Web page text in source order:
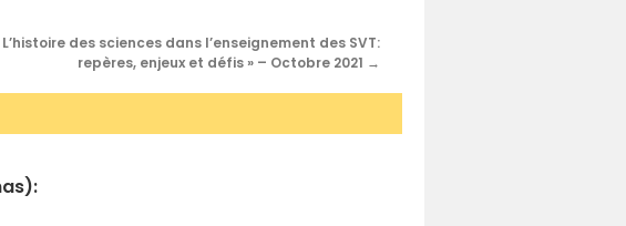
des sciences dans l’enseignement des SVT:
repères, enjeux et défis » – Octobre 2021 →